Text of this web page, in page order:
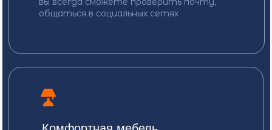
Поднимитесь на вершины
великих гор Архыза
Канатки